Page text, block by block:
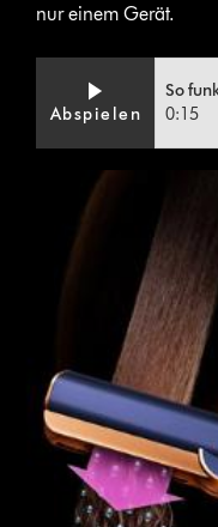
nur einem Gerät.
Transcript
Transkript
öffnen
Abspielen
So
0:15